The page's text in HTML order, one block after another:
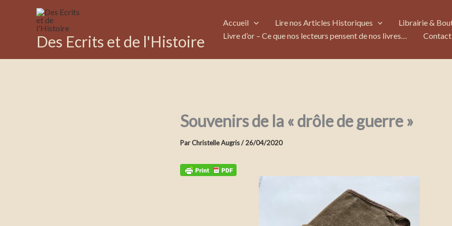
Des Ecrits et de l'Histoire
Accueil Lire nos Articles Historiques
Librairie &
Livre d’or – Ce que nos lecteurs pensent de nos livres…
Contact
Souvenirs de la « drôle de guerre »
ParChristelle Augris/26/04/2020